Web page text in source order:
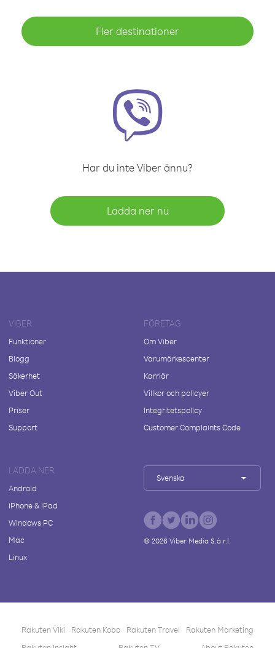
Fler destinationer
Har du inte Viber ännu?
Ladda ner nu
VIBER
Funktioner
Blogg
Säkerhet
Viber Out
Priser
Support
FÖRETAG
Om Viber
Varumärkescenter
Karriär
Villkor och policyer
Integritetspolicy
Customer Complaints Code
LADDA NER
Android
iPhone & iPad
Windows PC
Mac
Linux
Svenska
© 2026Viber Media S.à r.l.
Rakuten Viki Rakuten Kobo Rakuten Travel
Rakuten Marketing